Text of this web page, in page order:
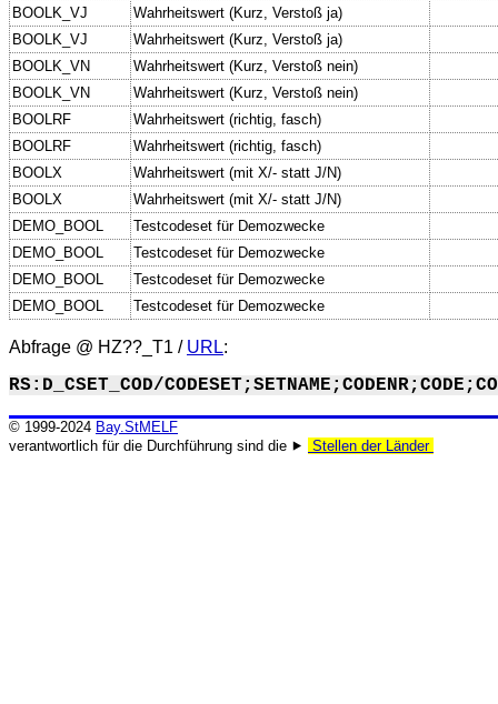
BOOLK_VJ
Wahrheitswert (Kurz, Verstoß ja)
BOOLK_VJ
Wahrheitswert (Kurz, Verstoß ja)
BOOLK_VN
Wahrheitswert (Kurz, Verstoß nein)
BOOLK_VN
Wahrheitswert (Kurz, Verstoß nein)
BOOLRF
Wahrheitswert (richtig, fasch)
BOOLRF
Wahrheitswert (richtig, fasch)
BOOLX
Wahrheitswert (mit X/- statt J/N)
BOOLX
Wahrheitswert (mit X/- statt J/N)
DEMO_BOOL
Testcodeset für Demozwecke
DEMO_BOOL
Testcodeset für Demozwecke
DEMO_BOOL
Testcodeset für Demozwecke
DEMO_BOOL
Testcodeset für Demozwecke
Abfrage @ HZ??_T1 / URL:
RS:D_CSET_COD/
© 1999-2024 Bay.StMELF
verantwortlich für die Durchführung sind die ⯈
Stellen der Länder